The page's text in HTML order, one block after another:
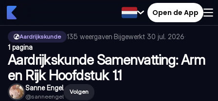
Open de App
Aardrijkskunde 135 weergaven·Bijgewerkt 30 jul. 2026·
1 pagina
Aardrijkskunde Samenvatting: Arm
en Rijk Hoofdstuk 1.1
Sanne Engel
@sanneengel
Volgen